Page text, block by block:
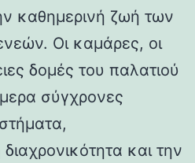
καθημερινή ζωή των
Οι καμάρες, οι
δομές του παλατιού
σύγχρονες
και την